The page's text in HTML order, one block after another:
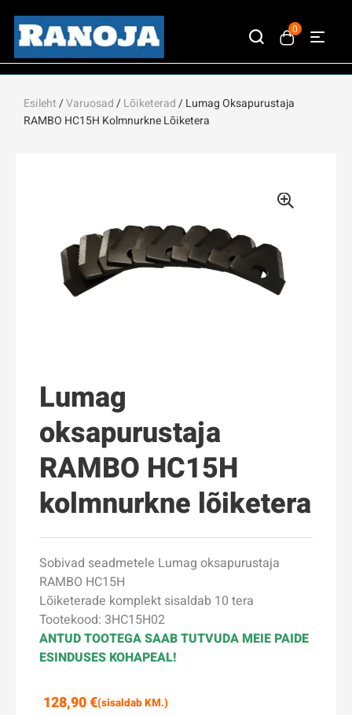
0
Esileht/Varuosad/Lõiketerad/ Lumag Oksapurustaja
RAMBO HC15H Kolmnurkne Lõiketera
Lumag
oksapurustaja
RAMBO HC15H
kolmnurkne lõiketera
Sobivad seadmetele Lumag oksapurustaja
RAMBO HC15H
Lõiketerade komplekt sisaldab 10 tera
Tootekood: 3HC15H02
ANTUD TOOTEGA SAAB TUTVUDA MEIE PAIDE
ESINDUSES KOHAPEAL!
128,90€(sisaldab KM.)